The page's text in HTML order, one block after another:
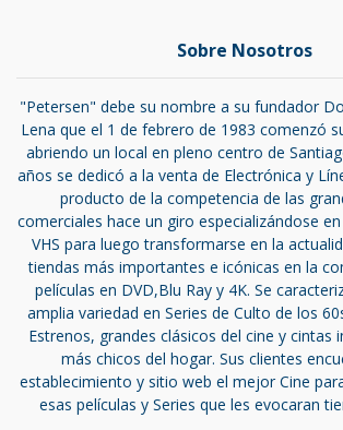
Sobre Nosotros
"Petersen" debe su nombre a su fundador
Lena que el 1 de febrero de 1983 comenzó
abriendo un local en pleno centro de
años se dedicó a la venta de Electrónica y
producto de la competencia de las
comerciales hace un giro especializándose
VHS para luego transformarse en la
tiendas más importantes e icónicas en la
películas en DVD,Blu Ray y 4K. Se
amplia variedad en Series de Culto de los
Estrenos, grandes clásicos del cine y cintas
más chicos del hogar. Sus clientes
establecimiento y sitio web el mejor Cine
esas películas y Series que les evocaran